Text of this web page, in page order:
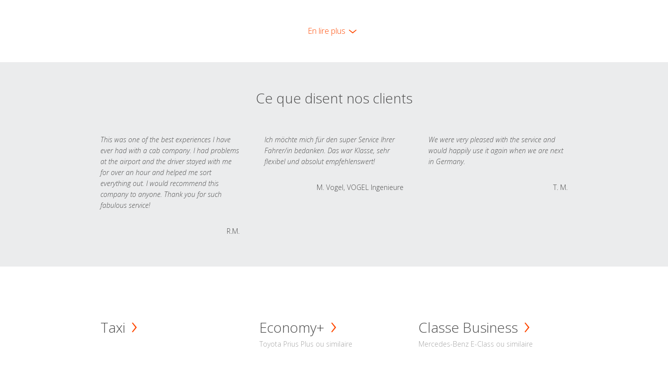
En lire plus
Ce que disent nos clients
This was one of the best experiences I have
ever had with a cab company. I had problems
at the airport and the driver stayed with me
for over an hour and helped me sort
everything out. I would recommend this
company to anyone. Thank you for such
fabulous service!
R.M.
Ich möchte mich für den super Service Ihrer
Fahrer/in bedanken. Das war Klasse, sehr
flexibel und absolut empfehlenswert!
M. Vogel, VOGEL Ingenieure
We were very pleased with the service and
would happily use it again when we are next
in Germany.
T. M.
Taxi Economy+
Toyota Prius Plus ou similaire
Classe Business
Mercedes-Benz E-Class ou similaire